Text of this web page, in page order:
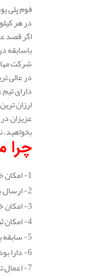
فوم پلی
در هر کیلو همان گونه که بیان شد
اگر قصد
باسابقه
شرکت
دارای
ارزان
عزیزان
بخواهید.
چرا
1- امکان خرید جزیی و عمده انواع عایق پلی یورتان
2- ارسال به سراسر نقاط کشور (در تهران طی یک روز کاری و در سایر شهرستان ها طی 2 روز کاری)
3- امکان خرید اینترنتی انواع عایق پلی یورتان
4- امکان ثبت سفارش و خرید عایق پلی یورتان به صورت تلفنی و بدون نیاز به مراجعه حضوری
5- سابقه بیش از 10 ساله در زمینه خرید و فروش انواع عایق
6- دارا بودن نمایندگی فروش معتبر
7- اعمال تخفیف های بسیار خوب برای تمامی مشتریان